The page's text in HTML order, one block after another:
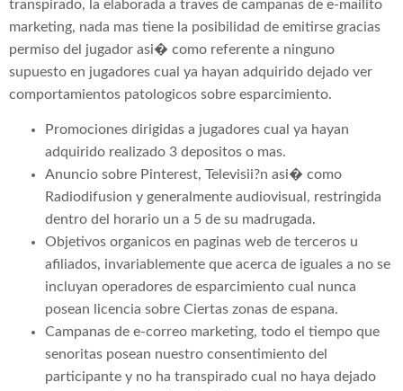
transpirado, la elaborada a traves de campanas de e-mailito
marketing, nada mas tiene la posibilidad de emitirse gracias
permiso del jugador asi� como referente a ninguno
supuesto en jugadores cual ya hayan adquirido dejado ver
comportamientos patologicos sobre esparcimiento.
Promociones dirigidas a jugadores cual ya hayan
adquirido realizado 3 depositos o mas.
Anuncio sobre Pinterest, Televisii?n asi� como
Radiodifusion y generalmente audiovisual, restringida
dentro del horario un a 5 de su madrugada.
Objetivos organicos en paginas web de terceros u
afiliados, invariablemente que acerca de iguales a no se
incluyan operadores de esparcimiento cual nunca
posean licencia sobre Ciertas zonas de espana.
Campanas de e-correo marketing, todo el tiempo que
senoritas posean nuestro consentimiento del
participante y no ha transpirado cual no haya dejado